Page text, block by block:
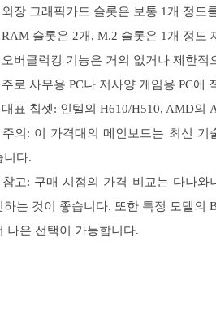
장 그래픽카드 슬롯은 보통 1개 정도
슬롯은 2개, M.2 슬롯은 1개 정도
버클럭킹 기능은 거의 없거나 제한적
로 사무용 PC나 저사양 게임용 PC에
표 칩셋: 인텔의 H610/H510, AMD의
주의: 이 가격대의 메인보드는 최신 기
니다.
참고: 구매 시점의 가격 비교는 다나와
하는 것이 좋습니다. 또한 특정 모델의
나은 선택이 가능합니다.